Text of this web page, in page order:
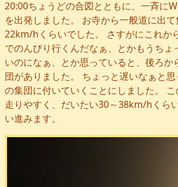
20:00ちょうどの合図とともに、一斉に
を出発しました。 お寺から一般道に出
22km/hくらいでした。 さすがにこれか
でのんびり行くんだなぁ、とかもうちょ
いのになぁ、とか思っていると、後ろか
団がありました。 ちょっと遅いなぁと
の集団に付いていくことにしました。
走りやすく、だいたい30～38km/hくら
い進みます。